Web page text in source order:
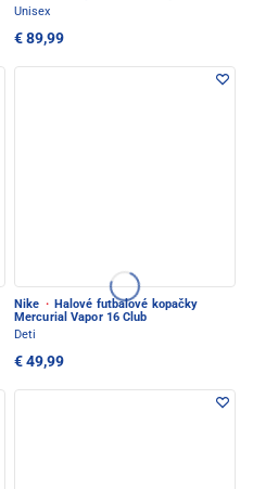
Unisex
€ 89,99
Nike · Halové futbalové kopačky
Mercurial Vapor 16 Club
Deti
€ 49,99